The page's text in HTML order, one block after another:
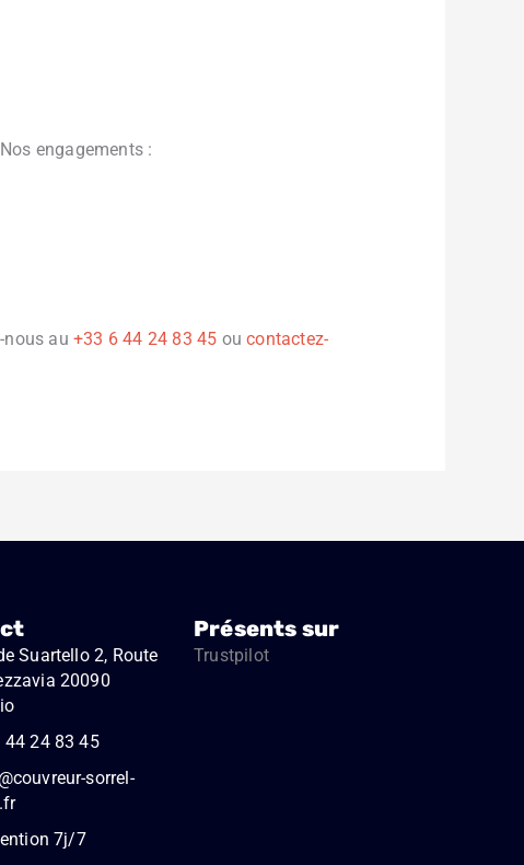
engagements :
au +33 6 44 24 83 45 oucontactez-
Suartello 2, Route
20090
44 24 83 45
sorrel-
7j/7
Présents sur
Trustpilot